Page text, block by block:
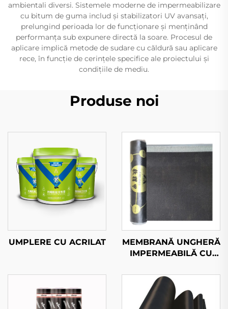
ambientali diversi. Sistemele moderne de impermeabilizare
cu bitum de guma includ și stabilizatori UV avansați,
prelungind perioada lor de funcționare și menținând
performanța sub expunere directă la soare. Procesul de
aplicare implică metode de sudare cu căldură sau aplicare
rece, în funcție de cerințele specifice ale proiectului și
condițiile de mediu.
Produse noi
UMPLERE CU ACRILAT
MEMBRANĂ UNGHERĂ
IMPERMEABILĂ CU
APLICATĂ